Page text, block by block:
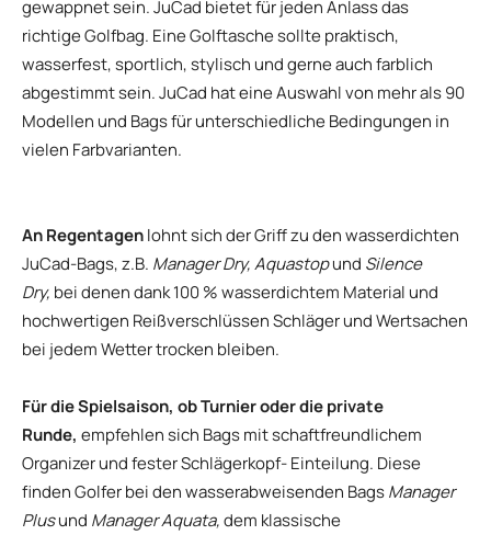
gewappnet sein. JuCad bietet für jeden Anlass das
richtige Golfbag. Eine Golftasche sollte praktisch,
wasserfest, sportlich, stylisch und gerne auch farblich
abgestimmt sein. JuCad hat eine Auswahl von mehr als 90
Modellen und Bags für unterschiedliche Bedingungen in
vielen Farbvarianten.
An Regentagenlohnt sich der Griff zu den wasserdichten
JuCad-Bags, z.B. Manager Dry, Aquastopund Silence
Dry, bei denen dank 100 % wasserdichtem Material und
hochwertigen Reißverschlüssen Schläger und Wertsachen
bei jedem Wetter trocken bleiben.
Für die Spielsaison, ob Turnier oder die private
Runde, empfehlen sich Bags mit schaftfreundlichem
Organizer und fester Schlägerkopf- Einteilung. Diese
finden Golfer bei den wasserabweisenden BagsManager
Plusund Manager Aquata,dem klassische